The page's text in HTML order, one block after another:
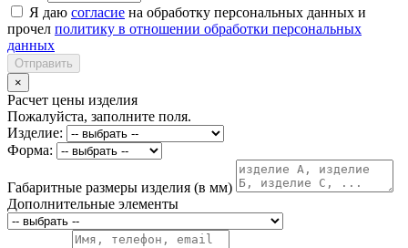
Я даю согласие на обработку персональных данных и
прочел политику в отношении обработки персональных
данных
Отправить
×
Расчет цены изделия
Пожалуйста, заполните поля.
Изделие:
Форма:
Габаритные размеры изделия (в мм)
Дополнительные элементы